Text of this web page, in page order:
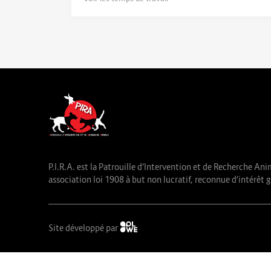
P.I.R.A. est la Patrouille d’Intervention et de Recherche
association loi 1908 à but non lucratif, reconnue d’intérêt
Site développé par